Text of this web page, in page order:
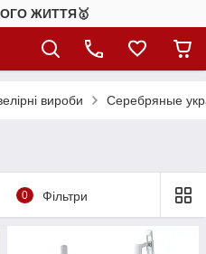
ЖИТТЯ🥇
вироби Серебряные
0 Фільтри